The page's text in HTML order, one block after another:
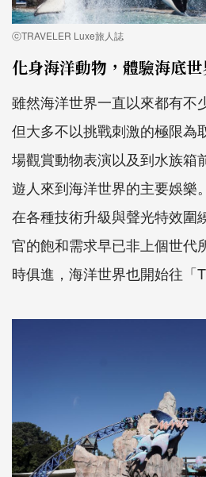
ⓒTRAVELER Luxe旅人誌
化身海洋動物，體驗海底
雖然海洋世界一直以來都有不
但大多不以挑戰刺激的極限為
場觀賞動物表演以及到水族箱
遊人來到海洋世界的主要娛樂
在各種技術升級與聲光特效圍
官的飽和需求早已非上個世代
時俱進，海洋世界也開始往「